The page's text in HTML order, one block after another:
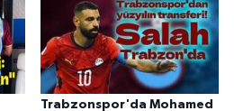
Trabzonspor'da Mohamed